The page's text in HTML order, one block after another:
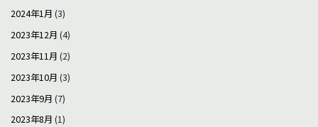
2024年1月 (3)
2023年12月 (4)
2023年11月 (2)
2023年10月 (3)
2023年9月 (7)
2023年8月 (1)